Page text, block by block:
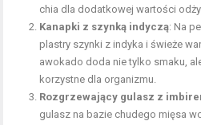
chia dla dodatkowej wartości
Kanapki z szynką indyczą: Na
plastry szynki z indyka i świeże
awokado doda nie tylko smaku,
korzystne dla organizmu.
Rozgrzewający gulasz z
gulasz na bazie chudego mięsa